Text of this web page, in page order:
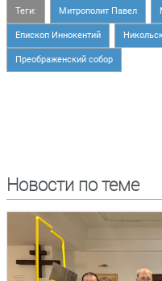
Теги: Митрополит Павел
Епископ Иннокентий
Преображенский собор
Новости по теме